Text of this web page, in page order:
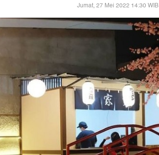
Jumat, 27 Mei 2022 14:30 WIB